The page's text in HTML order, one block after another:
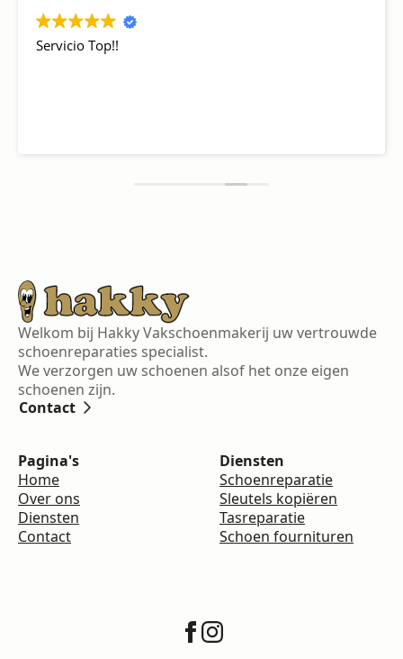
Servicio Top!!
Welkom bij Hakky Vakschoenmakerij uw vertrouwde
schoenreparaties specialist.
We verzorgen uw schoenen alsof het onze eigen
schoenen zijn.
Contact
Pagina's
Home
Over ons
Diensten
Contact
Diensten
Schoenreparatie
Sleutels kopiëren
Tasreparatie
Schoen fournituren